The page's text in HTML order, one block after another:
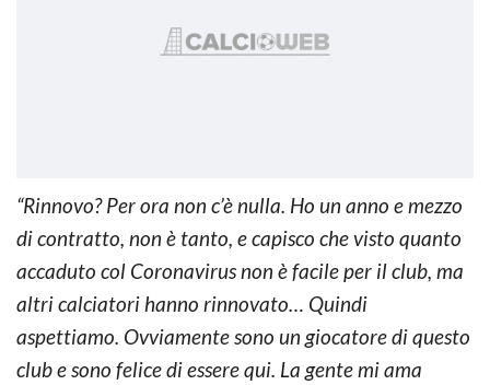
“Rinnovo? Per ora non c’è nulla. Ho un anno e mezzo
di contratto, non è tanto, e capisco che visto quanto
accaduto col Coronavirus non è facile per il club, ma
altri calciatori hanno rinnovato… Quindi
aspettiamo. Ovviamente sono un giocatore di questo
club e sono felice di essere qui. La gente mi ama